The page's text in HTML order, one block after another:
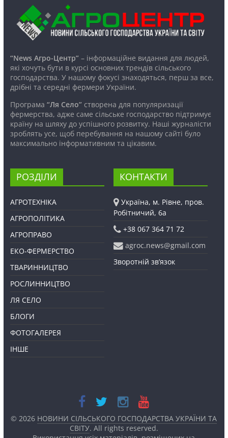
“News Агро-Центр”– інформаційне видання для людей,
які хочуть бути в курсі основних трендів сільського
господарства. У нашому фокусі знаходяться, перш за все,
дрібні та середні фермери України.
Програма “Ля Село”створена для популяризації
фермерства, адже саме сільське господарство підтримує
країну на шляху до успішного розвитку. Наші журналісти
зроблять усе, щоб перебування на нашому сайті було
максимально інформативним та цікавим.
РОЗДІЛИ
АГРОТЕХНІКА
АГРОПОЛІТИКА
АГРОПРАВО
ЕКО-ФЕРМЕРСТВО
ТВАРИННИЦТВО
РОСЛИННИЦТВО
ЛЯ СЕЛО
БЛОГИ
ФОТОГАЛЕРЕЯ
ІНШЕ
КОНТАКТИ
Україна, м. Рівне, пров.
Робітничий, 6а
+38 067 364 71 72
agroc.news@gmail.com
Зворотній зв’язок
© 2026 НОВИНИ СІЛЬСЬКОГО ГОСПОДАРСТВА УКРАЇНИ ТА
СВІТУ. All rights reserved.